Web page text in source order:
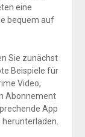
eine
bequem auf
Sie zunächst
Beispiele für
Video,
Abonnement
App